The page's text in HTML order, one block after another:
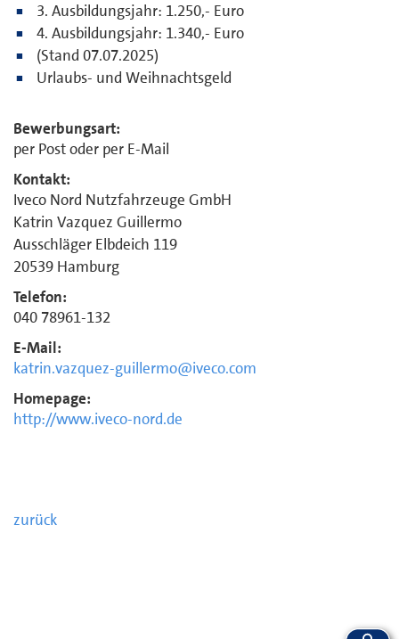
3. Ausbildungsjahr: 1.250,- Euro
4. Ausbildungsjahr: 1.340,- Euro
(Stand 07.07.2025)
Urlaubs- und Weihnachtsgeld
Bewerbungsart:
per Post oder per E-Mail
Kontakt:
Iveco Nord Nutzfahrzeuge GmbH
Katrin Vazquez Guillermo
Ausschläger Elbdeich 119
20539 Hamburg
Telefon:
040 78961-132
E-Mail:
katrin.vazquez-guillermo@iveco.com
Homepage:
http://www.iveco-nord.de
zurück